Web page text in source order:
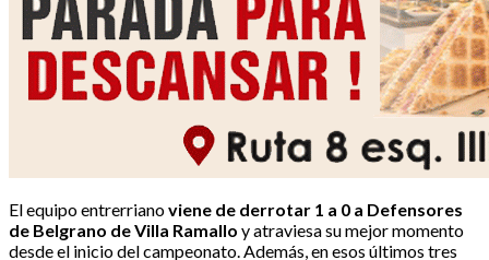
El equipo entrerrianoviene de derrotar 1 a 0 a Defensores
de Belgrano de Villa Ramallo y atraviesa su mejor momento
desde el inicio del campeonato. Además, en esos últimos tres